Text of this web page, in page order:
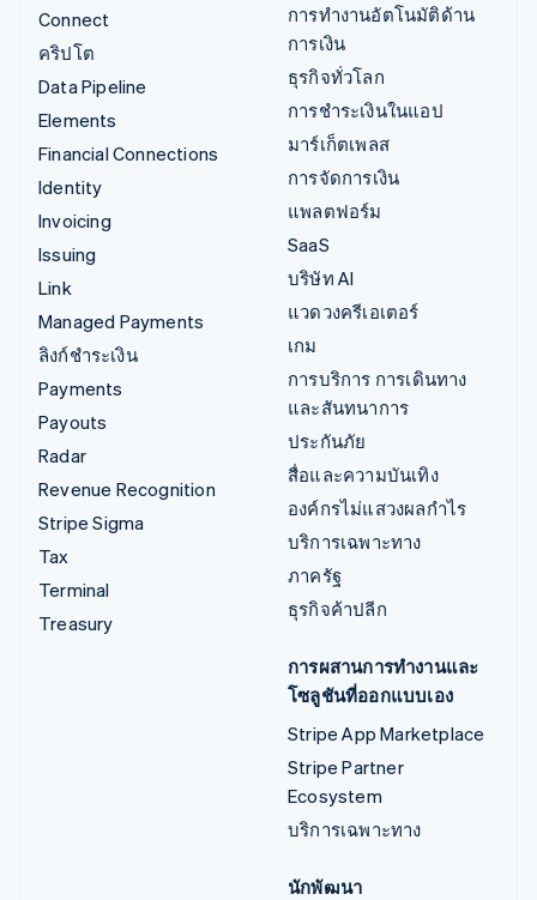
Connect
คริปโต
Data Pipeline
Elements
Financial Connections
Identity
Invoicing
Issuing
Link
Managed Payments
ลิงก์ชำระเงิน
Payments
Payouts
Radar
Revenue Recognition
Stripe Sigma
Tax
Terminal
Treasury
การทำงานอัตโนมัติด้าน
การเงิน
ธุรกิจทั่วโลก
การชำระเงินในแอป
มาร์เก็ตเพลส
การจัดการเงิน
แพลตฟอร์ม
SaaS
บริษัท AI
แวดวงครีเอเตอร์
เกม
การบริการ การเดินทาง
และสันทนาการ
ประกันภัย
สื่อและความบันเทิง
องค์กรไม่แสวงผลกำไร
บริการเฉพาะทาง
ภาครัฐ
ธุรกิจค้าปลีก
การผสานการทำงานและ
โซลูชันที่ออกแบบเอง
Stripe App Marketplace
Stripe Partner
Ecosystem
บริการเฉพาะทาง
นักพัฒนา